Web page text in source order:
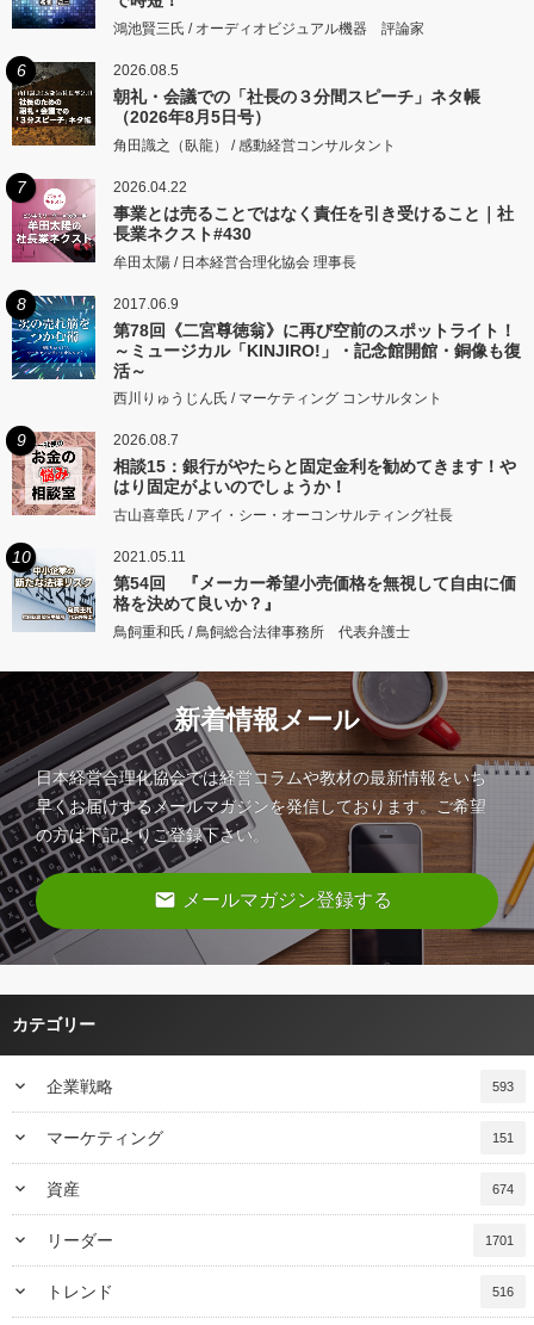
鴻池賢三氏 / オーディオビジュアル機器 評論家
6 2026.08.5
朝礼・会議での「社長の３分間スピーチ」ネタ帳
（2026年8月5日号）
角田識之（臥龍） / 感動経営コンサルタント
7 2026.04.22
事業とは売ることではなく責任を引き受けること｜社
長業ネクスト#430
牟田太陽 / 日本経営合理化協会 理事長
8 2017.06.9
第78回《二宮尊徳翁》に再び空前のスポットライト！
～ミュージカル「KINJIRO!」・記念館開館・銅像も復
活～
西川りゅうじん氏 / マーケティング コンサルタント
9 2026.08.7
相談15：銀行がやたらと固定金利を勧めてきます！や
はり固定がよいのでしょうか！
古山喜章氏 / アイ・シー・オーコンサルティング社長
10 2021.05.11
第54回 『メーカー希望小売価格を無視して自由に価
格を決めて良いか？』
鳥飼重和氏 / 鳥飼総合法律事務所 代表弁護士
新着情報メール
日本経営合理化協会では経営コラムや教材の最新情報をいち
早くお届けするメールマガジンを発信しております。ご希望
の方は下記よりご登録下さい。
email メールマガジン登録する
カテゴリー
keyboard_arrow_down 企業戦略 593
keyboard_arrow_down マーケティング 151
keyboard_arrow_down 資産 674
keyboard_arrow_down リーダー 1701
keyboard_arrow_down トレンド 516